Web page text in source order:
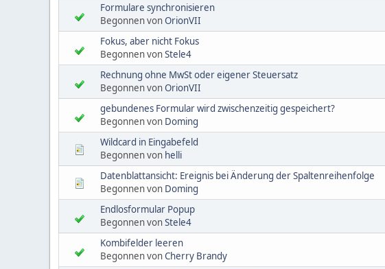
Formulare synchronisieren
Begonnen vonOrionVII
Fokus, aber nicht Fokus
Begonnen vonStele4
Rechnung ohne MwSt oder eigener Steuersatz
Begonnen vonOrionVII
gebundenes Formular wird zwischenzeitig gespeichert?
Begonnen von Doming
Wildcard in Eingabefeld
Begonnen von helli
Datenblattansicht: Ereignis bei Änderung der Spaltenreihenfolge
Begonnen von Doming
Endlosformular Popup
Begonnen vonStele4
Kombifelder leeren
Begonnen vonCherry Brandy